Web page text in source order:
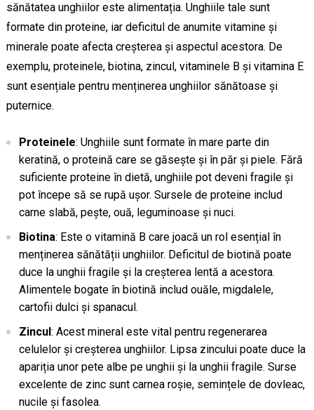
sănătatea unghiilor este alimentația. Unghiile tale sunt
formate din proteine, iar deficitul de anumite vitamine și
minerale poate afecta creșterea și aspectul acestora. De
exemplu, proteinele, biotina, zincul, vitaminele B și vitamina E
sunt esențiale pentru menținerea unghiilor sănătoase și
puternice.
Proteinele: Unghiile sunt formate în mare parte din
keratină, o proteină care se găsește și în păr și piele. Fără
suficiente proteine în dietă, unghiile pot deveni fragile și
pot începe să se rupă ușor. Sursele de proteine includ
carne slabă, pește, ouă, leguminoase și nuci.
Biotina: Este o vitamină B care joacă un rol esențial în
menținerea sănătății unghiilor. Deficitul de biotină poate
duce la unghii fragile și la creșterea lentă a acestora.
Alimentele bogate în biotină includ ouăle, migdalele,
cartofii dulci și spanacul.
Zincul : Acest mineral este vital pentru regenerarea
celulelor și creșterea unghiilor. Lipsa zincului poate duce la
apariția unor pete albe pe unghii și la unghii fragile. Surse
excelente de zinc sunt carnea roșie, semințele de dovleac,
nucile și fasolea.